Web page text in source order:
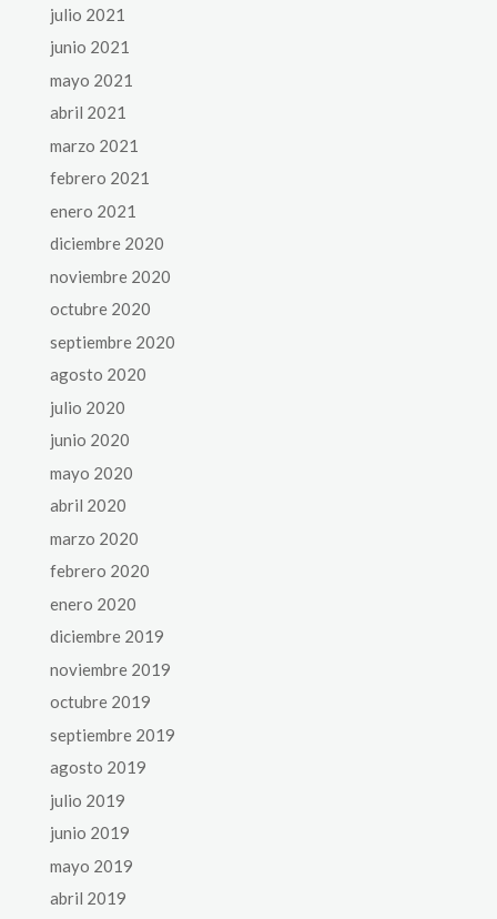
julio 2021
junio 2021
mayo 2021
abril 2021
marzo 2021
febrero 2021
enero 2021
diciembre 2020
noviembre 2020
octubre 2020
septiembre 2020
agosto 2020
julio 2020
junio 2020
mayo 2020
abril 2020
marzo 2020
febrero 2020
enero 2020
diciembre 2019
noviembre 2019
octubre 2019
septiembre 2019
agosto 2019
julio 2019
junio 2019
mayo 2019
abril 2019